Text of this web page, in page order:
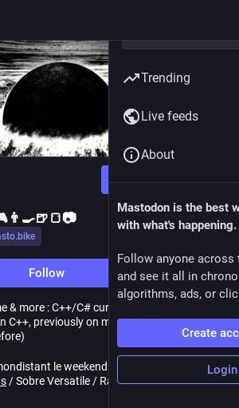
Follow
Follow
& more : C++/C# currently working as an
C++, previously on mobile projects with
le weekend / bikenerd / MDB /
/ Sobre Versatile / Randocycle
Trending
Live feeds
About
Mastodon is the best
with what's happening.
Follow anyone across
and see it all in
algorithms, ads, or
Create
Login